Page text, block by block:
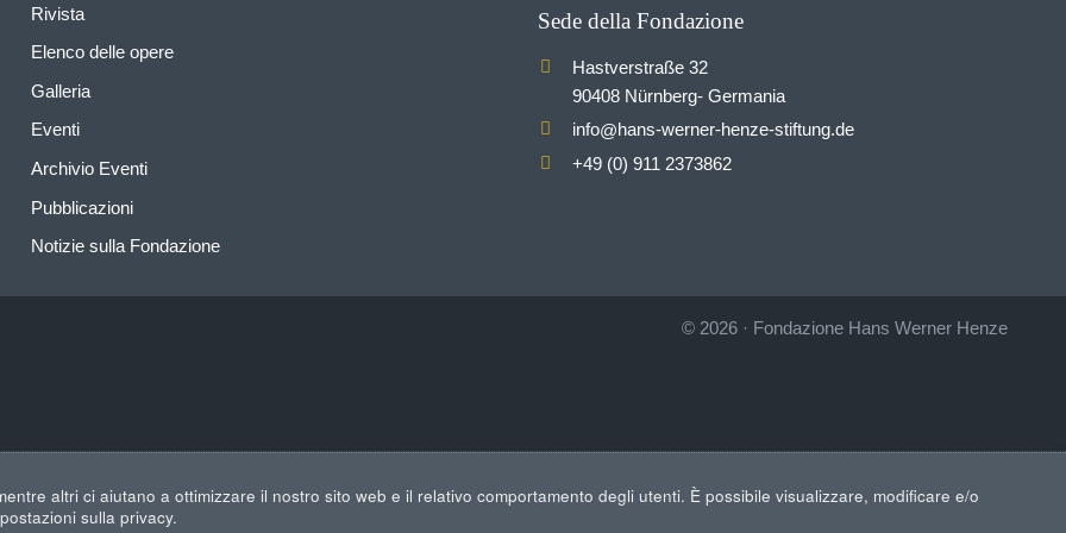
Rivista
Elenco delle opere
Galleria
Eventi
Archivio Eventi
Pubblicazioni
Notizie sulla Fondazione
Sede della Fondazione
Hastverstraße 32
90408 Nürnberg- Germania
info@hans-werner-henze-stiftung.de
+49 (0) 911 2373862
© 2026 · Fondazione Hans Werner Henze
altri ci aiutano a ottimizzare il nostro sito web e il relativo comportamento degli utenti. È possibile visualizzare, modificare e/o
sulla privacy.